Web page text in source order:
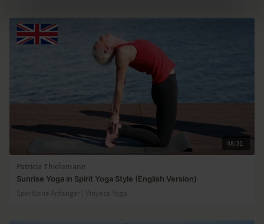
48:31
Patricia Thielemann
Sunrise Yoga in Spirit Yoga Style (English Version)
Sportliche Anfänger | Vinyasa Yoga